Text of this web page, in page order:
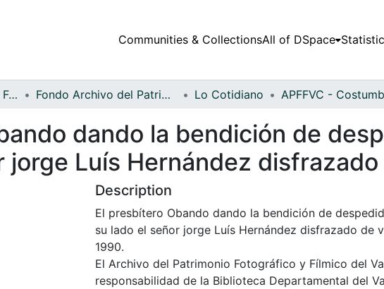
Communities & CollectionsAll of DSpace
Archivo del Patrimonio Fotográfico y Fílmico del Valle del Cauca Fondo Archivo del Patrimonio Fotográfico y Fílmico del Valle del Cauca Lo Cotidiano
dando la bendición de
jorge Luís Hernández
Description
El presbítero Obando dando la bendición de
su lado el señor jorge Luís Hernández disfrazado de
1990.
El Archivo del Patrimonio Fotográfico y Fílmico del
responsabilidad de la Biblioteca Departamental del